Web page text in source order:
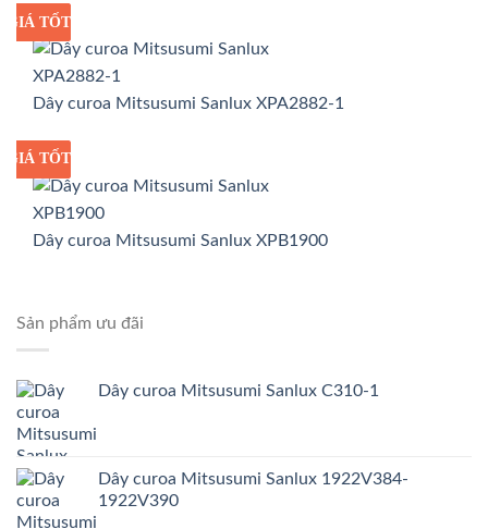
GIÁ SỈ
GIÁ TỐT
Dây curoa Mitsusumi Sanlux XPA2882-1
GIÁ SỈ
GIÁ TỐT
Dây curoa Mitsusumi Sanlux XPB1900
Sản phẩm ưu đãi
Dây curoa Mitsusumi Sanlux C310-1
Dây curoa Mitsusumi Sanlux 1922V384-
1922V390